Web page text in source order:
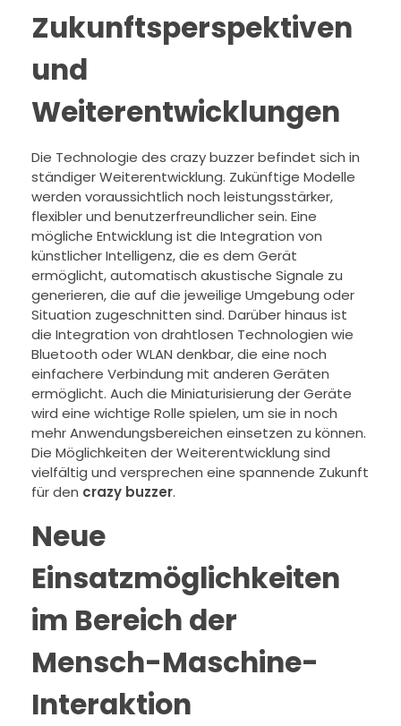
Zukunftsperspektiven
und
Weiterentwicklungen
Die Technologie des crazy buzzer befindet sich in
ständiger Weiterentwicklung. Zukünftige Modelle
werden voraussichtlich noch leistungsstärker,
flexibler und benutzerfreundlicher sein. Eine
mögliche Entwicklung ist die Integration von
künstlicher Intelligenz, die es dem Gerät
ermöglicht, automatisch akustische Signale zu
generieren, die auf die jeweilige Umgebung oder
Situation zugeschnitten sind. Darüber hinaus ist
die Integration von drahtlosen Technologien wie
Bluetooth oder WLAN denkbar, die eine noch
einfachere Verbindung mit anderen Geräten
ermöglicht. Auch die Miniaturisierung der Geräte
wird eine wichtige Rolle spielen, um sie in noch
mehr Anwendungsbereichen einsetzen zu können.
Die Möglichkeiten der Weiterentwicklung sind
vielfältig und versprechen eine spannende Zukunft
für den crazy buzzer.
Neue
Einsatzmöglichkeiten
im Bereich der
Mensch-Maschine-
Interaktion